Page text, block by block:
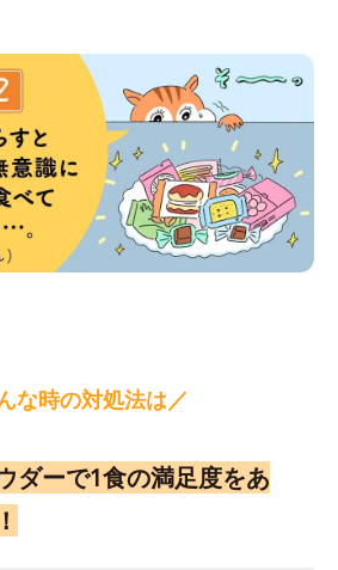
な時の対処法は／
ダーで1食の満足度をあ